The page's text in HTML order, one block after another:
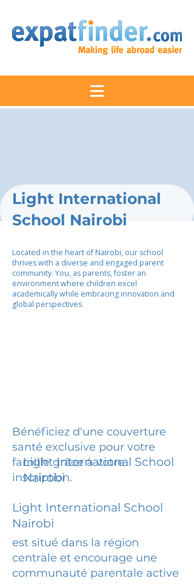
Light International
School Nairobi
Located in the heart of Nairobi, our school
thrives with a diverse and engaged parent
community. You, as parents, foster an
environment where children excel
academically while embracing innovation and
global perspectives.
Bénéficiez d'une couverture
santé exclusive pour votre
famille grâce à votre
inscription.
Light International School
Nairobi
Light International School
Nairobi
est situé dans la région
centrale et encourage une
communauté parentale active